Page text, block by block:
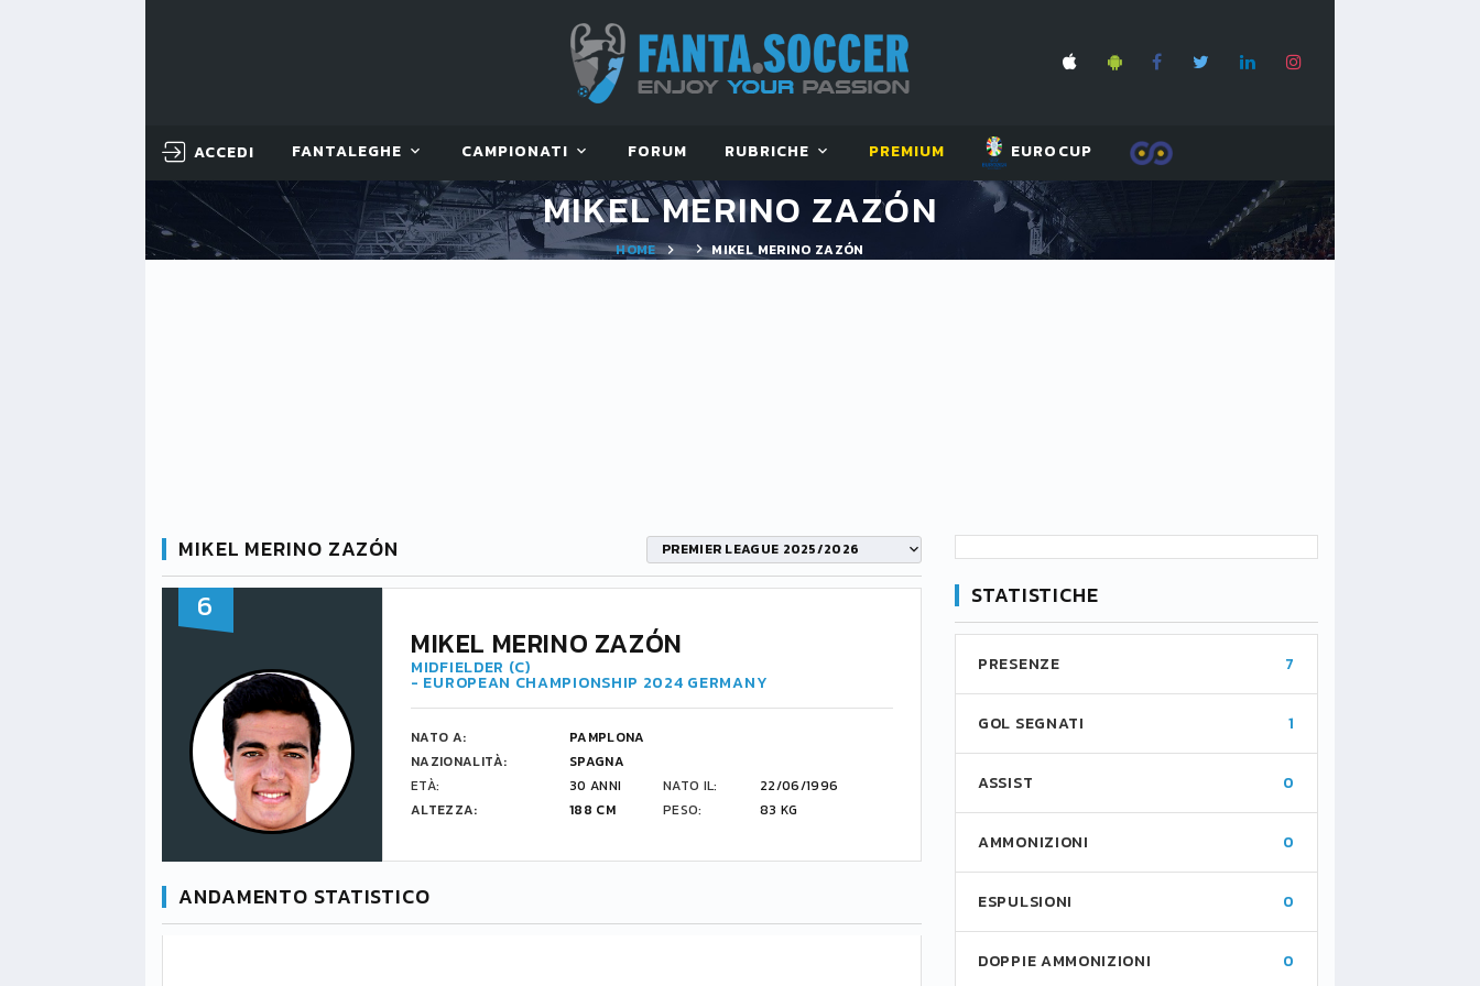
ACCEDI FANTALEGHE CAMPIONATI FORUM RUBRICHE PREMIUM EUROCUP
MIKEL MERINO ZAZÓN
HOME MIKEL MERINO ZAZÓN
MIKEL MERINO ZAZÓN PREMIER LEAGUE 2025/2026
6
MIKEL MERINO ZAZÓN
MIDFIELDER (C)
- EUROPEAN CHAMPIONSHIP 2024 GERMANY
NATO A:
PAMPLONA
NAZIONALITÀ:
SPAGNA
ETÀ:
30 ANNI NATO IL:
22/06/1996
ALTEZZA:
188 CM PESO: 83 KG
ANDAMENTO STATISTICO
STATISTICHE
PRESENZE 7
GOL SEGNATI 1
ASSIST 0
AMMONIZIONI 0
ESPULSIONI 0
DOPPIE AMMONIZIONI 0